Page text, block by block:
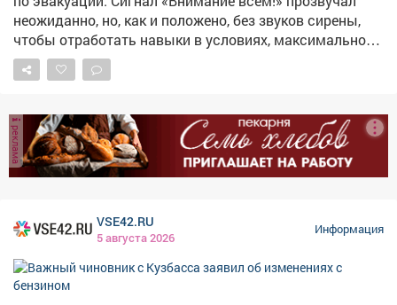
неожиданно, но, как и положено, без звуков сирены,
чтобы отработать навыки в условиях, максимально
приближенных к реальным. Педагогический состав
организовал инсценировку пожара и задымления.
отработали порядок действий при чрезвычайной
ситуации и слаженно эвакуировались через три
запасных выхода. Главные выводы тренировки: 🔹
При ЧС не действовать самостоятельно; 🔹 Сразу
главное - никакой паники! Такие учения проходят у нас
регулярно, чтобы в экстренной ситуации (тьфу-тьфу-
Безопасность - превыше всего! 💪 #Лагерь
#Безопасность #Эвакуация #ТренировкаМЧС
реклама
VSE42.RU
5 августа 2026
Информация